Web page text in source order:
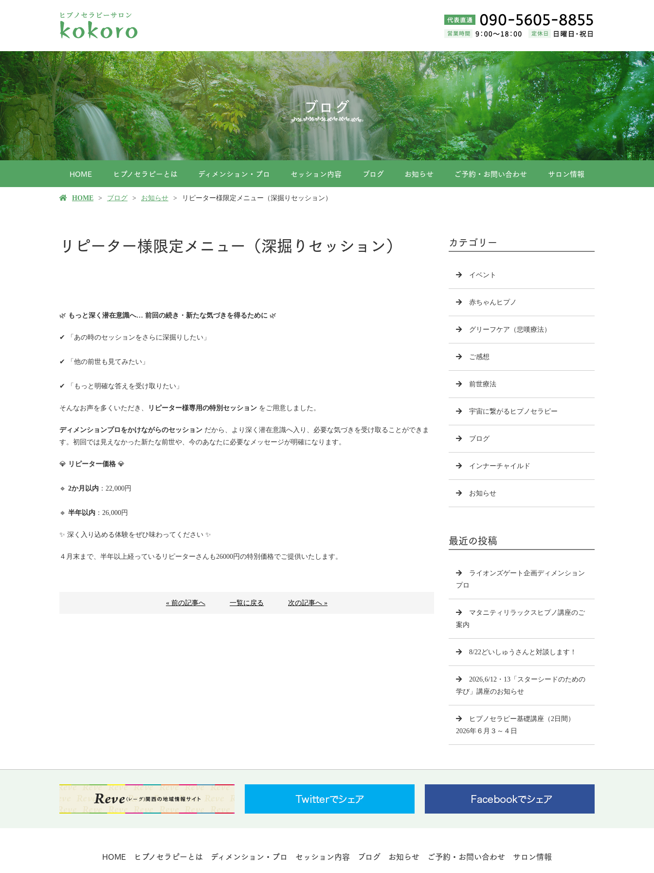
ブログ
HOME ヒプノセラピーとは ディメンション・プロ セッション内容 ブログ お知らせ ご予約・お問い合わせ サロン情報
HOME ブログ お知らせ リピーター様限定メニュー（深掘りセッション）
リピーター様限定メニュー（深掘りセッション）
🌿 もっと深く潜在意識へ… 前回の続き・新たな気づきを得るために 🌿
✔ 「あの時のセッションをさらに深掘りしたい」
✔ 「他の前世も見てみたい」
✔ 「もっと明確な答えを受け取りたい」
そんなお声を多くいただき、 リピーター様専用の特別セッション をご用意しました。
ディメンションプロをかけながらのセッション だから、より深く潜在意識へ入り、必要な気づきを受け取ることができま
す。初回では見えなかった新たな前世や、今のあなたに必要なメッセージが明確になります。
💎 リピーター価格 💎
🔹 2か月以内 ：22,000円
🔹 半年以内 ：26,000円
✨ 深く入り込める体験をぜひ味わってください ✨
４月末まで、半年以上経っているリピーターさんも26000円の特別価格でご提供いたします。
« 前の記事へ 一覧に戻る 次の記事へ »
カテゴリー
イベント
赤ちゃんヒプノ
グリーフケア（悲嘆療法）
ご感想
前世療法
宇宙に繋がるヒプノセラピー
ブログ
インナーチャイルド
お知らせ
最近の投稿
ライオンズゲート企画ディメンション
プロ
マタニティリラックスヒプノ講座のご
案内
8/22どいしゅうさんと対談します！
2026,6/12・13「スターシードのための
学び」講座のお知らせ
ヒプノセラピー基礎講座（2日間）
2026年６月３～４日
HOME ヒプノセラピーとは ディメンション・プロ セッション内容 ブログ お知らせ ご予約・お問い合わせ サロン情報